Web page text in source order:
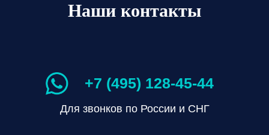
Наши контакты
Для звонков по России и СНГ
+7 (495) 128-45-44